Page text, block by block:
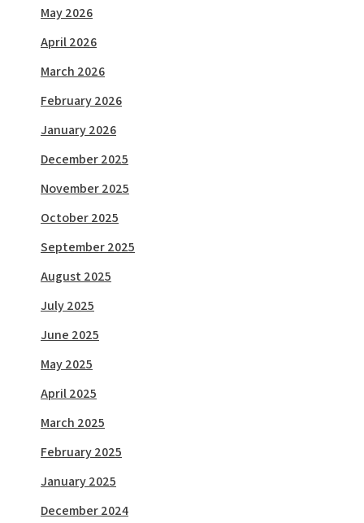
May 2026
April 2026
March 2026
February 2026
January 2026
December 2025
November 2025
October 2025
September 2025
August 2025
July 2025
June 2025
May 2025
April 2025
March 2025
February 2025
January 2025
December 2024